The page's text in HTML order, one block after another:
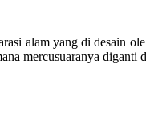
alam yang di desain
mercusuaranya